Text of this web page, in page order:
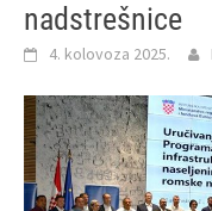
nadstrešnice
4. kolovoza 2025.